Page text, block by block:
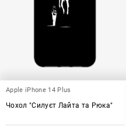
Apple iPhone 14 Plus
Чохол "Силуєт Лайта та Рюка"